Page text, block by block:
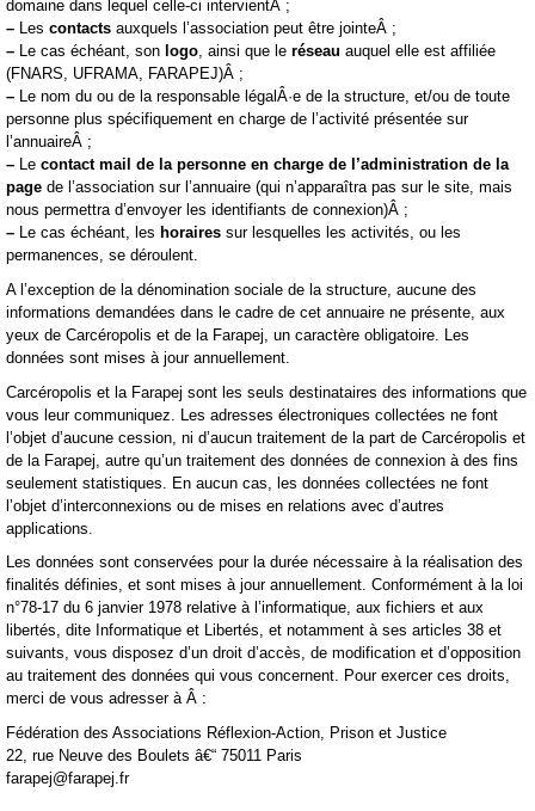
domaine dans lequel celle-ci intervientÂ ;
– Les contacts auxquels l’association peut être jointeÂ ;
– Le cas échéant, son logo, ainsi que le réseau auquel elle est affiliée
(FNARS, UFRAMA, FARAPEJ)Â ;
– Le nom du ou de la responsable légalÂ·e de la structure, et/ou de toute
personne plus spécifiquement en charge de l’activité présentée sur
l’annuaireÂ ;
– Le contact mail de la personne en charge de l’administration de la
page de l’association sur l’annuaire (qui n’apparaîtra pas sur le site, mais
nous permettra d’envoyer les identifiants de connexion)Â ;
– Le cas échéant, les horaires sur lesquelles les activités, ou les
permanences, se déroulent.
A l’exception de la dénomination sociale de la structure, aucune des
informations demandées dans le cadre de cet annuaire ne présente, aux
yeux de Carcéropolis et de la Farapej, un caractère obligatoire. Les
données sont mises à jour annuellement.
Carcéropolis et la Farapej sont les seuls destinataires des informations que
vous leur communiquez. Les adresses électroniques collectées ne font
l’objet d’aucune cession, ni d’aucun traitement de la part de Carcéropolis et
de la Farapej, autre qu’un traitement des données de connexion à des fins
seulement statistiques. En aucun cas, les données collectées ne font
l’objet d’interconnexions ou de mises en relations avec d’autres
applications.
Les données sont conservées pour la durée nécessaire à la réalisation des
finalités définies, et sont mises à jour annuellement. Conformément à la loi
n°78-17 du 6 janvier 1978 relative à l’informatique, aux fichiers et aux
libertés, dite Informatique et Libertés, et notamment à ses articles 38 et
suivants, vous disposez d’un droit d’accès, de modification et d’opposition
au traitement des données qui vous concernent. Pour exercer ces droits,
merci de vous adresser à Â :
Fédération des Associations Réflexion-Action, Prison et Justice
22, rue Neuve des Boulets â€“ 75011 Paris
farapej@farapej.fr